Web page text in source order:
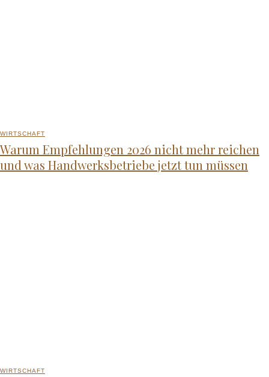
WIRTSCHAFT
Warum Empfehlungen 2026 nicht mehr reichen
und was Handwerksbetriebe jetzt tun müssen
WIRTSCHAFT